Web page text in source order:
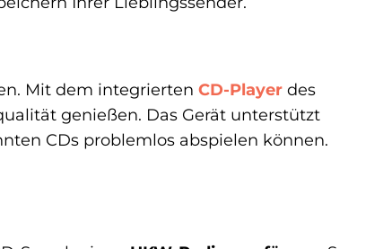
Mit dem integrierten CD-Player des
genießen. Das Gerät unterstützt
CDs problemlos abspielen können.